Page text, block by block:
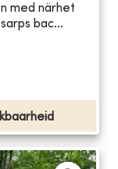
med närhet
bac...